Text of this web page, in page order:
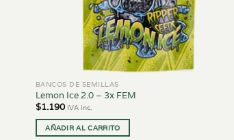
BANCOS DE SEMILLAS
Lemon Ice 2.0 – 3x FEM
$1.190 IVA inc.
AÑADIR AL CARRITO